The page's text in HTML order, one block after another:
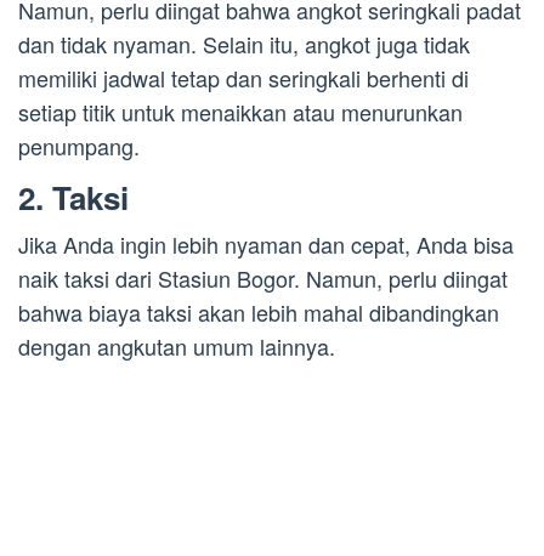
Namun, perlu diingat bahwa angkot seringkali padat
dan tidak nyaman. Selain itu, angkot juga tidak
memiliki jadwal tetap dan seringkali berhenti di
setiap titik untuk menaikkan atau menurunkan
penumpang.
2. Taksi
Jika Anda ingin lebih nyaman dan cepat, Anda bisa
naik taksi dari Stasiun Bogor. Namun, perlu diingat
bahwa biaya taksi akan lebih mahal dibandingkan
dengan angkutan umum lainnya.